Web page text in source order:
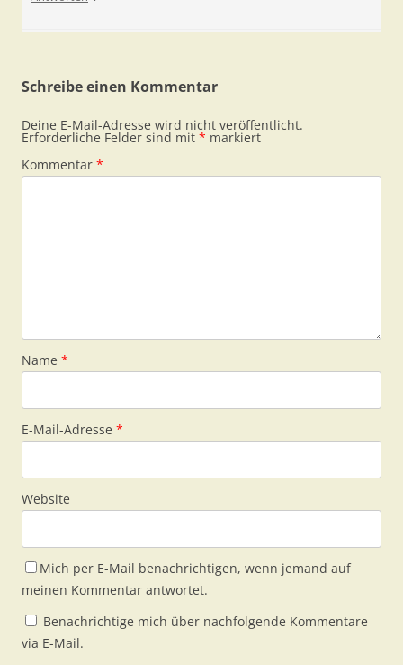
Schreibe einen Kommentar
Deine E-Mail-Adresse wird nicht veröffentlicht.
Erforderliche Felder sind mit * markiert
Kommentar *
Name *
E-Mail-Adresse *
Website
Mich per E-Mail benachrichtigen, wenn jemand auf
meinen Kommentar antwortet.
Benachrichtige mich über nachfolgende Kommentare
via E-Mail.